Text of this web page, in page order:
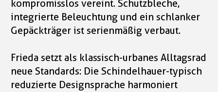
kompromisslos vereint. Schutzbleche,
integrierte Beleuchtung und ein schlanker
Gepäckträger ist serienmäßig verbaut.
Frieda setzt als klassisch-urbanes Alltagsrad
neue Standards: Die Schindelhauer-typisch
reduzierte Designsprache harmoniert